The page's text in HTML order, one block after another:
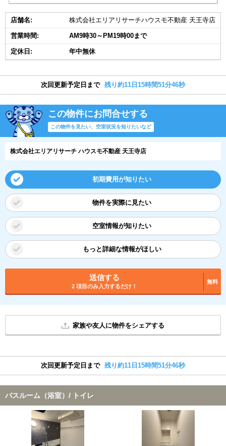
店舗名: 株式会社エリアリサーチハウスモ不動産 天王寺店
営業時間: AM9時30～PM19時00まで
定休日: 年中無休
次回更新予定日まで 残り約11日15時間51分45秒
この物件にお問合せする
この物件を見たい、空室状況を知りたいなど
株式会社エリアリサーチ ハウスモ不動産 天王寺店
初期費用が知りたい
物件を実際に見たい
空室情報が知りたい
もっと詳細な情報がほしい
送信する
2 項目のみ入力するだけ！
無料
家族や友人に物件をシェアする
次回更新予定日まで 残り約11日15時間51分45秒
バスルーム（浴室）/ トイレ